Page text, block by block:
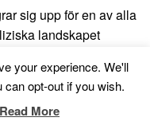
sig upp för en av alla
landskapet
vårt ärende till denna
att besöka en
your experience. We'll
opt-out if you wish.
Read More